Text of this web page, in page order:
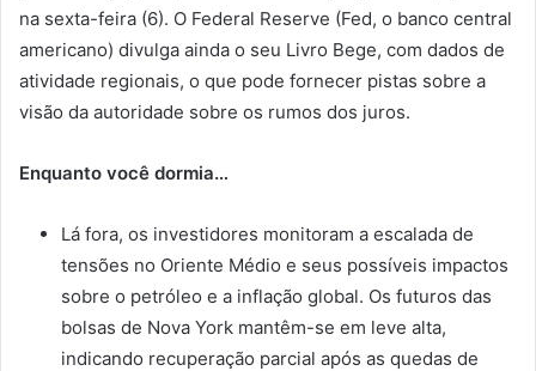
na sexta-feira (6). O Federal Reserve (Fed, o banco central
americano) divulga ainda o seu Livro Bege, com dados de
atividade regionais, o que pode fornecer pistas sobre a
visão da autoridade sobre os rumos dos juros.
Enquanto você dormia…
Lá fora, os investidores monitoram a escalada de
tensões no Oriente Médio e seus possíveis impactos
sobre o petróleo e a inflação global. Os futuros das
bolsas de Nova York mantêm-se em leve alta,
indicando recuperação parcial após as quedas de